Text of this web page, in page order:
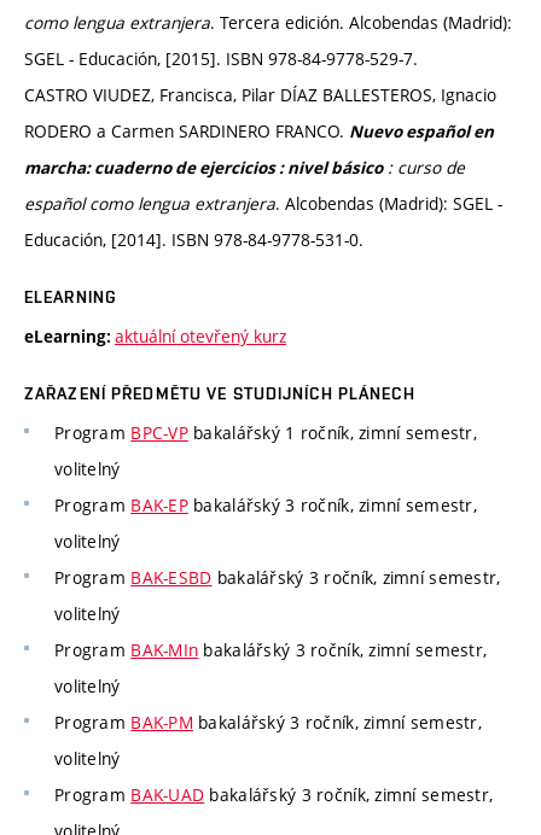
como lengua extranjera. Tercera edición. Alcobendas (Madrid):
SGEL - Educación, [2015]. ISBN 978-84-9778-529-7.
CASTRO VIUDEZ, Francisca, Pilar DÍAZ BALLESTEROS, Ignacio
RODERO a Carmen SARDINERO FRANCO. Nuevo español en
marcha: cuaderno de ejercicios : nivel básico: curso de
español como lengua extranjera. Alcobendas (Madrid): SGEL -
Educación, [2014]. ISBN 978-84-9778-531-0.
ELEARNING
eLearning: aktuální otevřený kurz
ZAŘAZENÍ PŘEDMĚTU VE STUDIJNÍCH PLÁNECH
Program BPC-VPbakalářský 1 ročník, zimní semestr,
volitelný
Program BAK-EPbakalářský 3 ročník, zimní semestr,
volitelný
Program BAK-ESBD bakalářský 3 ročník, zimní semestr,
volitelný
Program BAK-MIn bakalářský 3 ročník, zimní semestr,
volitelný
Program BAK-PM bakalářský 3 ročník, zimní semestr,
volitelný
Program BAK-UAD bakalářský 3 ročník, zimní semestr,